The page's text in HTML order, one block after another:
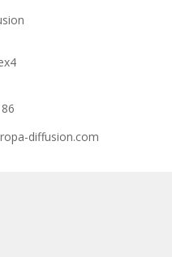
diffusion.com